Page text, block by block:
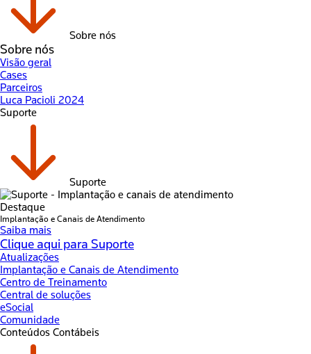
Sobre nós
Sobre nós
Visão geral
Cases
Parceiros
Luca Pacioli 2024
Suporte
Suporte
Destaque
Implantação e Canais de Atendimento
Saiba mais
Clique aqui para Suporte
Atualizações
Implantação e Canais de Atendimento
Centro de Treinamento
Central de soluções
eSocial
Comunidade
Conteúdos Contábeis